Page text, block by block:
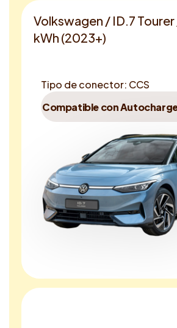
Volkswagen / ID.7 Tourer
kWh (2023+)
Tipo de conector: CCS
Compatible con